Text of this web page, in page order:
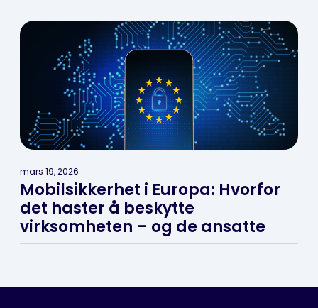
mars 19, 2026
Mobilsikkerhet i Europa: Hvorfor
det haster å beskytte
virksomheten – og de ansatte